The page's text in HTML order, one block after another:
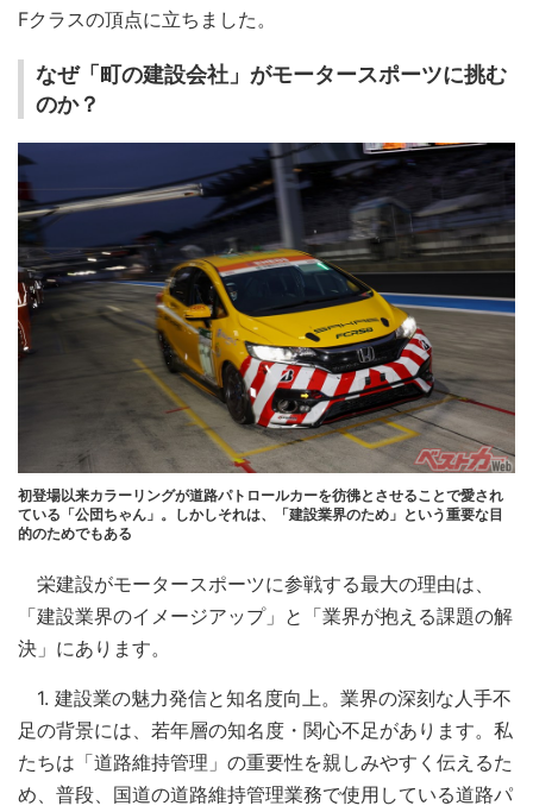
Fクラスの頂点に立ちました。
なぜ「町の建設会社」がモータースポーツに挑む
のか？
初登場以来カラーリングが道路パトロールカーを彷彿とさせることで愛され
ている「公団ちゃん」。しかしそれは、「建設業界のため」という重要な目
的のためでもある
栄建設がモータースポーツに参戦する最大の理由は、
「建設業界のイメージアップ」と「業界が抱える課題の解
決」にあります。
1. 建設業の魅力発信と知名度向上。業界の深刻な人手不
足の背景には、若年層の知名度・関心不足があります。私
たちは「道路維持管理」の重要性を親しみやすく伝えるた
め、普段、国道の道路維持管理業務で使用している道路パ